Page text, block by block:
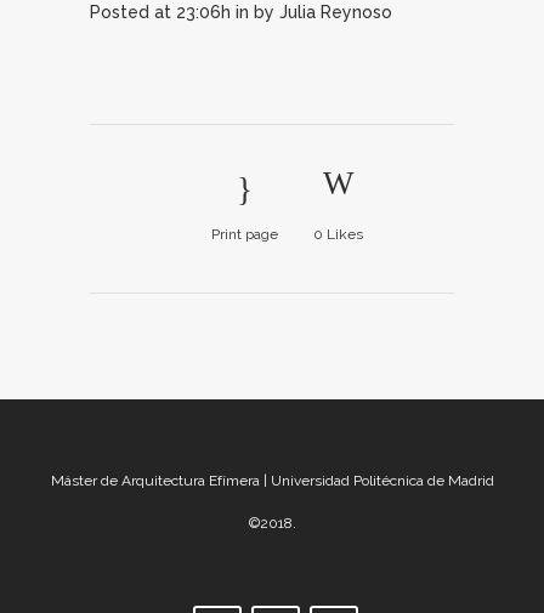
Posted at 23:06h in by Julia Reynoso
Print page 0 Likes
Máster de Arquitectura Efímera | Universidad Politécnica de Madrid
©2018.